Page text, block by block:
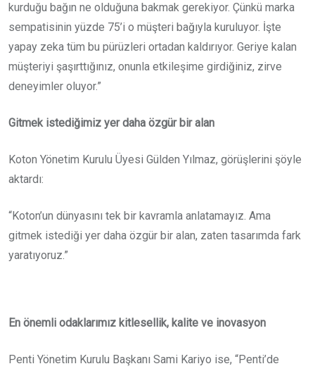
kurduğu bağın ne olduğuna bakmak gerekiyor. Çünkü marka
sempatisinin yüzde 75’i o müşteri bağıyla kuruluyor. İşte
yapay zeka tüm bu pürüzleri ortadan kaldırıyor. Geriye kalan
müşteriyi şaşırttığınız, onunla etkileşime girdiğiniz, zirve
deneyimler oluyor.”
Gitmek istediğimiz yer daha özgür bir alan
Koton Yönetim Kurulu Üyesi Gülden Yılmaz, görüşlerini şöyle
aktardı:
“Koton’un dünyasını tek bir kavramla anlatamayız. Ama
gitmek istediği yer daha özgür bir alan, zaten tasarımda fark
yaratıyoruz.”
En önemli odaklarımız kitlesellik, kalite ve inovasyon
Penti Yönetim Kurulu Başkanı Sami Kariyo ise, “Penti’de